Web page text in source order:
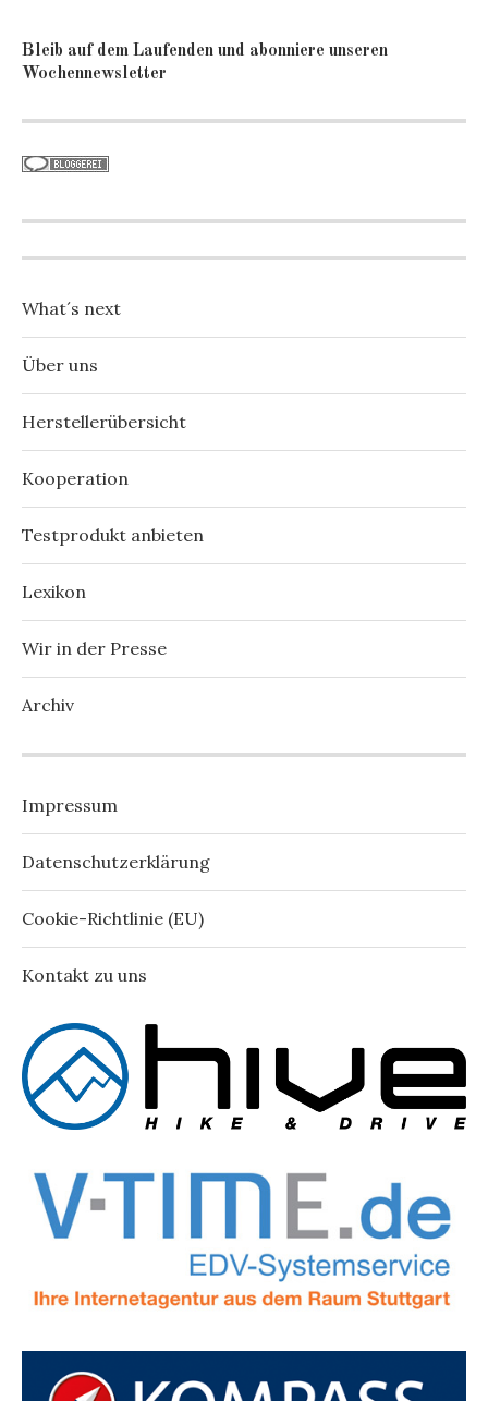
Bleib auf dem Laufenden und abonniere unseren
Wochennewsletter
What´s next
Über uns
Herstellerübersicht
Kooperation
Testprodukt anbieten
Lexikon
Wir in der Presse
Archiv
Impressum
Datenschutzerklärung
Cookie-Richtlinie (EU)
Kontakt zu uns